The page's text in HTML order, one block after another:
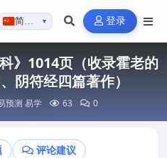
简体…▼ 登录
》1014页（收录霍老的
阴符经四篇著作）
预测 易学 63 0
评论建议